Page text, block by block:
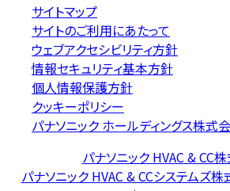
サイトマップ
サイトのご利用にあたって
ウェブアクセシビリティ方針
情報セキュリティ基本方針
個人情報保護方針
クッキーポリシー
パナソニック ホールディングス株式
パナソニック HVAC & CC
パナソニック HVAC & CCシステムズ